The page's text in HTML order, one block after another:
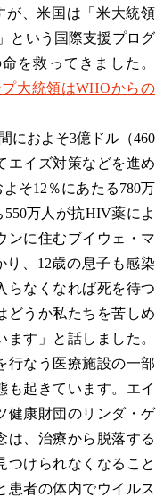
が、米国は「米大統領
という国際支援プログ
を救ってきました。
プ大統領はWHOからの
におよそ3億ドル（460
エイズ対策などを進め
そ12％にあたる780万
万人が抗HIV薬によ
ンに住むブイウェ・マ
り、12歳の息子も感染
らなくなれば死を待つ
どうか私たちを苦しめ
す」と話しました。
行なう医療施設の一部
も起きています。エイ
健康財団のリンダ・ゲ
は、治療から脱落する
つけられなくなること
患者の体内でウイルス